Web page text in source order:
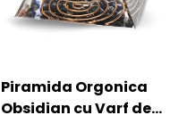
Piramida Orgonica
Obsidian cu Varf de